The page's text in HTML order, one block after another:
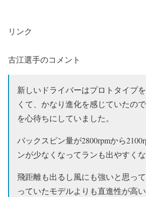
リンク
古江選手のコメント
新しいドライバーはプロトタイプ
くて、かなり進化を感じていたの
を心待ちにしていました。
バックスピン量が2800rpmから
ンが少なくなってランも出やすくな
飛距離も出るし風にも強いと思っ
っていたモデルよりも直進性が高